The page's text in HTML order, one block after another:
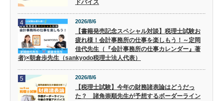
ドバイス
4 2026/8/6
【書籍発売記念スペシャル対談】税理士試験お
疲れ様！会計事務所の仕事を楽しもう！～定岡
佳代先生（『会計事務所の仕事カレンダー』著
者)×朝倉歩先生（sankyodo税理士法人代表）
5 2026/8/6
【税理士試験】今年の財務諸表論はどうだっ
た？ 諸角崇順先生が予想するボーダーライン